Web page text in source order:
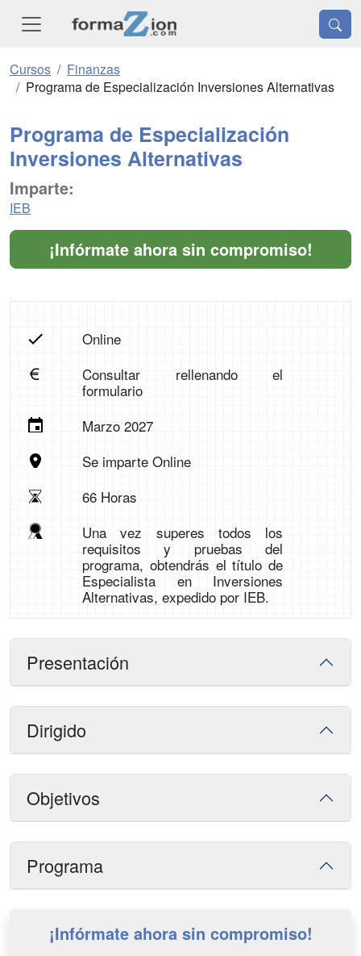
Cursos
Finanzas
Programa de Especialización Inversiones Alternativas
Programa de Especialización
Inversiones Alternativas
Imparte:
IEB
¡Infórmate ahora sin compromiso!
Online
Consultar rellenando el
formulario
Marzo 2027
Se imparte Online
66 Horas
Una vez superes todos los
requisitos y pruebas del
programa, obtendrás el título de
Especialista en Inversiones
Alternativas, expedido por IEB.
Presentación
Dirigido
Objetivos
Programa
¡Infórmate ahora sin compromiso!